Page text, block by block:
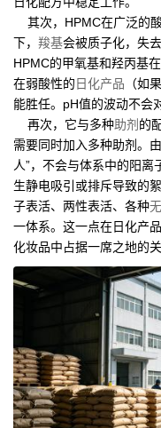
其次，HPMC在广泛的
下， 羧基会被质子化，失
HPMC的甲氧基和羟丙基
在弱酸性的 日化产品 （如
能胜任。pH值的波动不会
再次，它与多种助剂 的
需要同时加入多种助剂。
人”，不会与体系中的阳
生静电吸引或排斥导致的
子表活、两性表活、各种
一体系。这一点在日化产
化妆品中占据一席之地的关